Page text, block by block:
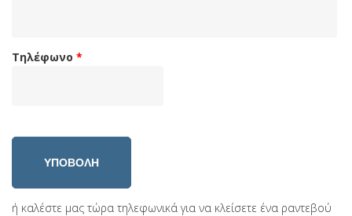
Τηλέφωνο *
ή καλέστε μας τώρα τηλεφωνικά για να κλείσετε ένα ραντεβού